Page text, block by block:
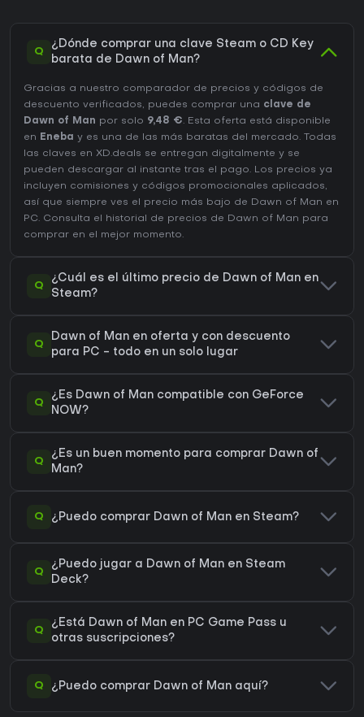
Q
¿Dónde comprar una clave Steam o CD Key
barata de Dawn of Man?
Gracias a nuestro comparador de precios y códigos de
descuento verificados, puedes comprar una clave de
Dawn of Man por solo 9,48 €. Esta oferta está disponible
en Eneba y es una de las más baratas del mercado. Todas
las claves en XD.deals se entregan digitalmente y se
pueden descargar al instante tras el pago. Los precios ya
incluyen comisiones y códigos promocionales aplicados,
así que siempre ves el precio más bajo de Dawn of Man en
PC. Consulta el historial de precios de Dawn of Man para
comprar en el mejor momento.
Q
¿Cuál es el último precio de Dawn of Man en
Steam?
Q
Dawn of Man en oferta y con descuento
para PC - todo en un solo lugar
Q
¿Es Dawn of Man compatible con GeForce
NOW?
Q
¿Es un buen momento para comprar Dawn of
Man?
Q ¿Puedo comprar Dawn of Man en Steam?
Q
¿Puedo jugar a Dawn of Man en Steam
Deck?
Q
¿Está Dawn of Man en PC Game Pass u
otras suscripciones?
Q ¿Puedo comprar Dawn of Man aquí?